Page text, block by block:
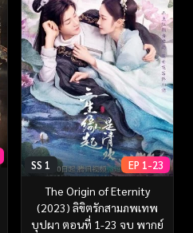
SS 1 EP 1-23
The Origin of Eternity
(2023) ลิขิตรักสามภพเทพ
บุปผา ตอนที่ 1-23 จบ พากย์